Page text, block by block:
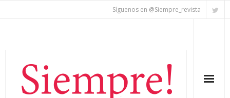
Síguenos en @Siempre_revista